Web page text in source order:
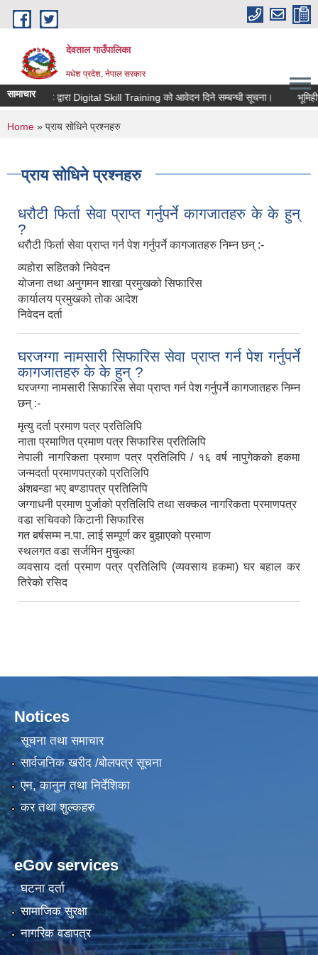
Skip to main content
देवताल गाउँपालिका
मधेश प्रदेश, नेपाल सरकार
सामाचारJJYC द्वारा Digital Skill Training को आवेदन दिने सम्बन्धी सूचना।
You are here
Home » प्राय सोधिने प्रश्नहरु
प्राय सोधिने प्रश्नहरु
धरौटी फिर्ता सेवा प्राप्त गर्नुपर्ने कागजातहरु के के हुन्
?
धरौटी फिर्ता सेवा प्राप्त गर्न पेश गर्नुपर्ने कागजातहरु निम्न छन् :-
व्यहोरा सहितको निवेदन
योजना तथा अनुगमन शाखा प्रमुखको सिफारिस
कार्यालय प्रमुखको तोक आदेश
निवेदन दर्ता
घरजग्गा नामसारी सिफारिस सेवा प्राप्त गर्न पेश गर्नुपर्ने
कागजातहरु के के हुन् ?
घरजग्गा नामसारी सिफारिस सेवा प्राप्त गर्न पेश गर्नुपर्ने कागजातहरु निम्न
छन् :-
मृत्यु दर्ता प्रमाण पत्र प्रतिलिपि
नाता प्रमाणित प्रमाण पत्र सिफारिस प्रतिलिपि
नेपाली नागरिकता प्रमाण पत्र प्रतिलिपि / १६ वर्ष नापुगेकको हकमा
जन्मदर्ता प्रमाणपत्रको प्रतिलिपि
अंशबन्डा भए बण्डापत्र प्रतिलिपि
जग्गाधनी प्रमाण पुर्जाको प्रतिलिपि तथा सक्कल नागरिकता प्रमाणपत्र
वडा सचिवको किटानी सिफारिस
गत बर्षसम्म न.पा. लाई सम्पूर्ण कर बुझाएको प्रमाण
स्थलगत वडा सर्जमिन मुचुल्का
व्यवसाय दर्ता प्रमाण पत्र प्रतिलिपि (व्यवसाय हकमा) घर बहाल कर
तिरेको रसिद
Notices
सूचना तथा समाचार
सार्वजनिक खरीद /बोलपत्र सूचना
एन, कानुन तथा निर्देशिका
कर तथा शुल्कहरु
eGov services
घटना दर्ता
सामाजिक सुरक्षा
नागरिक वडापत्र